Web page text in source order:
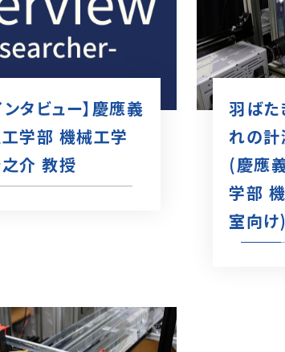
ンタビュー】慶應義
学部 機械工学
介 教授
羽ばた
れの計
(慶應
学部
室向け)